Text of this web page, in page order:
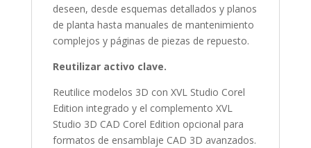
deseen, desde esquemas detallados y planos
de planta hasta manuales de mantenimiento
complejos y páginas de piezas de repuesto.
Reutilizar activo clave.
Reutilice modelos 3D con XVL Studio Corel
Edition integrado y el complemento XVL
Studio 3D CAD Corel Edition opcional para
formatos de ensamblaje CAD 3D avanzados.